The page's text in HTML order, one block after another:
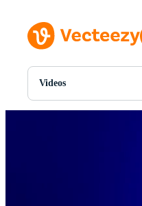
Videos
Todas Imágenes